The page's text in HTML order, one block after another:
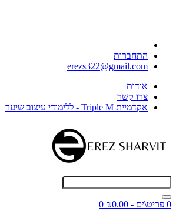
התחברות
erezs322@gmail.com
אודות
צרו קשר
אקדמיית Triple M - ללימודי עיצוב שיער
0 פריט\ים - ₪0.00
0